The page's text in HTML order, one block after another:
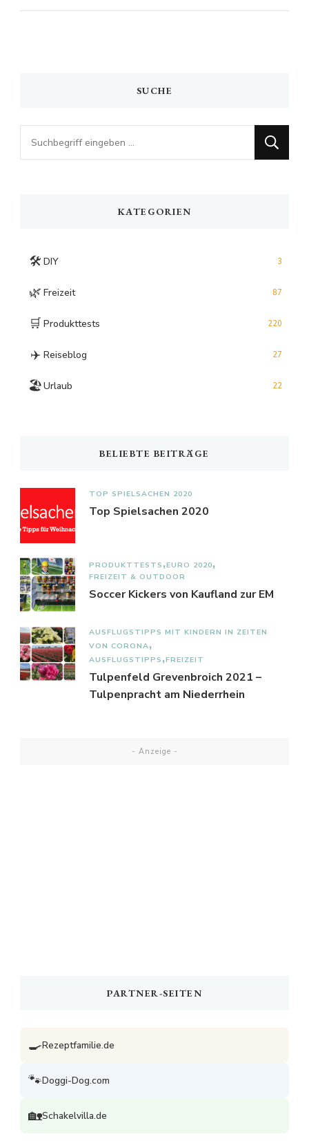
SUCHE
Looking
for
KATEGORIEN
🛠️ DIY 3
🌿 Freizeit 87
🛒 Produkttests 220
✈️ Reiseblog 27
🏖️Urlaub 22
BELIEBTE BEITRÄGE
TOP SPIELSACHEN 2020
Top Spielsachen 2020
PRODUKTTESTS EURO 2020
FREIZEIT & OUTDOOR
Soccer Kickers von Kaufland zur EM
AUSFLUGSTIPPS MIT KINDERN IN ZEITEN
VON CORONA
AUSFLUGSTIPPS FREIZEIT
Tulpenfeld Grevenbroich 2021 –
Tulpenpracht am Niederrhein
- Anzeige -
PARTNER-SEITEN
🍳Rezeptfamilie.de
🐾Doggi-Dog.com
🏡Schakelvilla.de